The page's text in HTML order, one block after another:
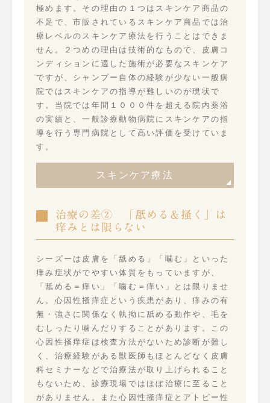
極めます。その理由の１つはスキンケア商品の
不足で、市販されているスキンケア商品では治
療レベルのスキンケア療法を行うことはできま
せん。２つめの理由は技術的なもので、皮膚コ
ンディションに適した施術が必要なスキンケア
ですが、シャンプー自体の経験が少ない一般病
院ではスキンケアの指導が難しいのが現状で
す。当院では年間１０００件を超える院内薬浴
の実績と、一般診療動物病院にスキンケアの指
導を行う専門病院として高い評価を受けていま
す。
スキンケア療法
治療の差② 「舐める＆掻く」は
痒みとは限らない
シーズーは皮膚を「舐める」「噛む」といった
痒み症状がでやすい体質をもっていますが、
「舐める＝痒い」「噛む＝痒い」とは限りませ
ん。心因性掻痒症という疾患があり、痒みの有
無・強さに関係なく執拗に舐める動作や、毛を
むしったり噛んだりすることがあります。この
心因性掻痒症は検査方法がないため診断が難し
く、治療経験がある獣医師もほとんどなく皮膚
科セミナーなどで治療法が取り上げられること
もないため、診療現場ではほぼ治療に至ること
がありません。また心因性掻痒症とアトピー性